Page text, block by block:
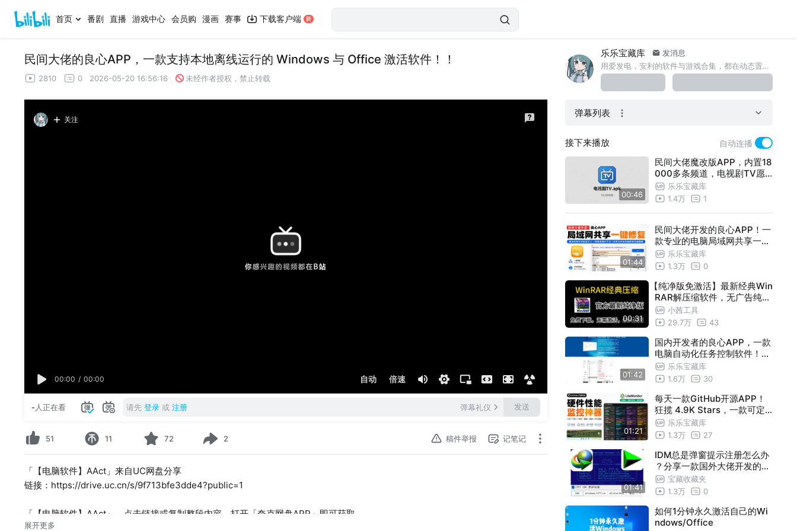
首页 番剧 直播 游戏中心 会员购 漫画 赛事 下载客户端
民间大佬的良心APP，一款支持本地离线运行的 Windows 与 Office 激活软件！！
2810 0 2026-05-20 16:56:16 未经作者授权，禁止转载
关注
00:00 / 00:00 自动 倍速
-人正在看 请先 登录 或 注册 弹幕礼仪 发送
51 11 72 2 稿件举报 记笔记
「【电脑软件】AAct」来自UC网盘分享
链接：https://drive.uc.cn/s/9f713bfe3dde4?public=1
「【电脑软件】AAct」，点击链接或复制整段内容，打开「夸克网盘APP」即可获取。
链接：https://pan.quark.cn/s/c902cd49ecaf
展开更多
乐乐宝藏库
发消息
用爱发电，安利的软件与游戏合集，都在动态置顶哦，免费的，礼貌关注或三连哦
弹幕列表
接下来播放 自动连播
00:46
民间大佬魔改版APP，内置18
000多条频道，电视剧TV愿
称之为最优秀看电视直播软件
之一！！
乐乐宝藏库
1.4万
1
01:44
民间大佬开发的良心APP！一
款专业的电脑局域网共享一键
修复工具，解决办公室局域网
共享打印机连不上报错问题，
件访问被拒等互通难题
乐乐宝藏库
1.3万
0
00:31
【纯净版免激活】最新经典Win
RAR解压缩软件，无广告纯净
版免激活，下载即可安装使用
小茜工具
29.7万
43
01:42
国内开发者的良心APP，一款
电脑自动化任务控制软件！支
持200+种任务动作类型，通
过热键、定时和条件触发，支
执行，提升电脑效率
乐乐宝藏库
1.6万
30
01:21
每天一款GitHub开源APP！
狂揽 4.9K Stars，一款可定
制的电脑桌面和任务栏硬件性
能监控软件，支持监测 CPUG
乐乐宝藏库
1.3万
27
01:41
IDM总是弹窗提示注册怎么办
？分享一款国外大佬开发的良
心APP！支持 Internet Down
load Manager 全版本激活，
宝藏收藏夹
1.3万
0
如何1分钟永久激活自己的Wi
ndows/Office